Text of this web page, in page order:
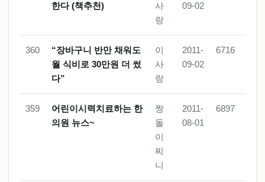
한다 (책추천)
사
랑
09-02
360
“장바구니 반만 채워도
월 식비로 30만원 더 썼
다”
이
사
랑
2011-
09-02
6716
359
어린이시력치료하는 한
의원 뉴스~
짱
돌
이
찌
니
2011-
08-01
6897